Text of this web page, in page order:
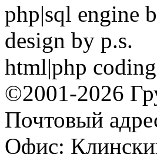
php|sql engine
design by p.s.
html|php
©2001-2026
Почтовый
Офис: